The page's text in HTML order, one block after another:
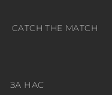
CATCH THE MATCH
ЗА НАС